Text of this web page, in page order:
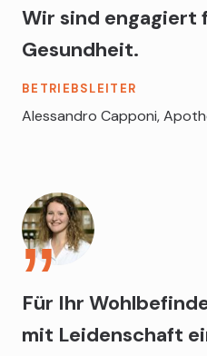
Wir sind engagiert
Gesundheit.
BETRIEBSLEITER
Alessandro Capponi,
Für Ihr
mit Leidenschaft